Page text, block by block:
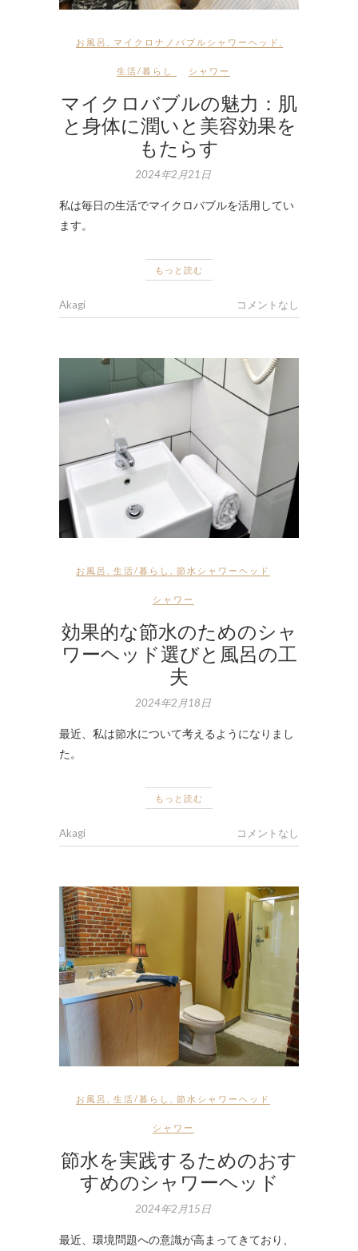
お風呂 マイクロナノバブルシャワーヘッド
生活/暮らし シャワー
マイクロバブルの魅力：肌
と身体に潤いと美容効果を
もたらす
2024年2月21日
私は毎日の生活でマイクロバブルを活用してい
ます。
もっと読む
Akagi コメントなし
お風呂 生活/暮らし 節水シャワーヘッド
シャワー
効果的な節水のためのシャ
ワーヘッド選びと風呂の工
夫
2024年2月18日
最近、私は節水について考えるようになりまし
た。
もっと読む
Akagi コメントなし
お風呂 生活/暮らし 節水シャワーヘッド
シャワー
節水を実践するためのおす
すめのシャワーヘッド
2024年2月15日
最近、環境問題への意識が高まってきており、